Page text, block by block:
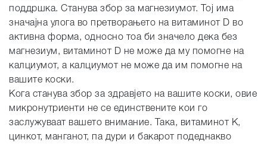
поддршка. Станува збор за магнезиумот. Тој има
значајна улога во претворањето на витаминот D во
активна форма, односно тоа би значело дека без
магнезиум, витаминот D не може да му помогне на
калциумот, а калциумот не може да им помогне на
вашите коски.
Кога станува збор за здравјето на вашите коски, овие
микронутриенти не се единствените кои го
заслужуваат вашето внимание. Така, витаминот K,
цинкот, манганот, па дури и бакарот подеднакво